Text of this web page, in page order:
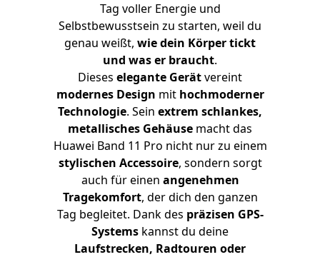
Tag voller Energie und
Selbstbewusstsein zu starten, weil du
genau weißt, wie dein Körper tickt
und was er braucht.
Dieses elegante Gerätvereint
modernes Design mit hochmoderner
Technologie. Sein extrem schlankes,
metallisches Gehäuse macht das
Huawei Band 11 Pro nicht nur zu einem
stylischen Accessoire, sondern sorgt
auch für einen angenehmen
Tragekomfort, der dich den ganzen
Tag begleitet. Dank des präzisen GPS-
Systems kannst du deine
Laufstrecken, Radtouren oder